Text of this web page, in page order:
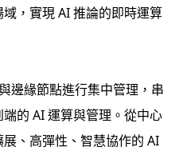
，實現 AI 推論的即時運算
邊緣節點進行集中管理，串
的 AI 運算與管理。從中心
、高彈性、智慧協作的 AI